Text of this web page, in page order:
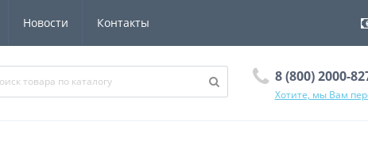
Новости Контакты
8 (800) 2000-
Хотите, мы Вам